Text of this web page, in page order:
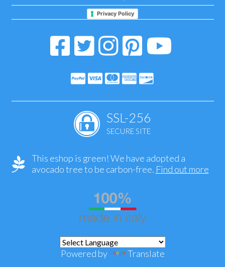
Privacy Policy
SSL-256
SECURE SITE
This eshop is green! We have adopted a
avocado tree to be carbon-free. Find out more
Powered by Translate